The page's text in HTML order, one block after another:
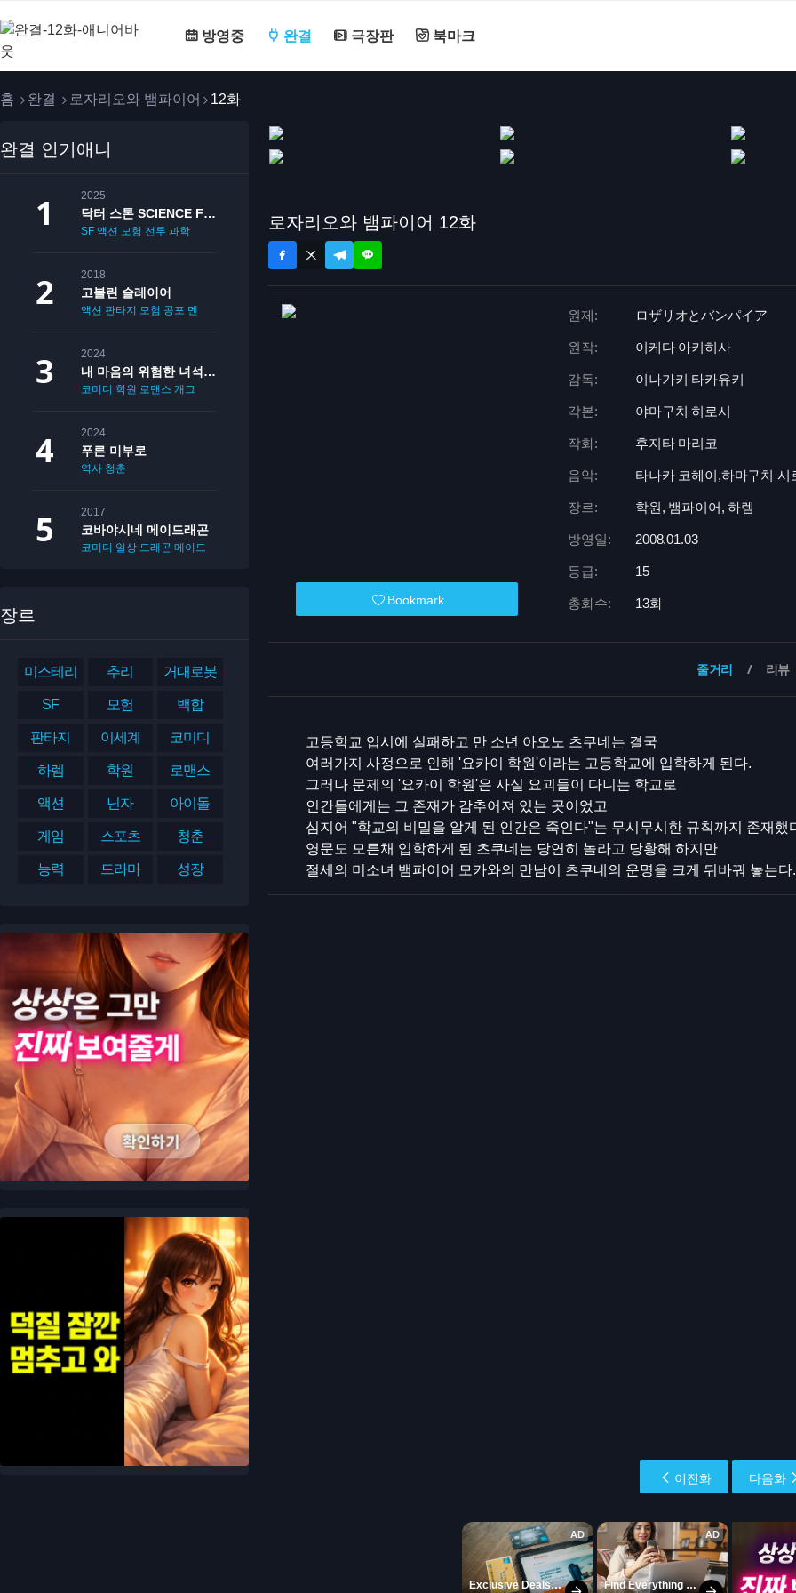
방영중 완결 극장판 북마크
홈 완결 로자리오와 뱀파이어 12화
완결 인기애니
2025
닥터 스톤 SCIENCE FUTURE
SF 액션 모험 전투 과학
2018
고블린 슬레이어
액션 판타지 모험 공포 멘붕
2024
내 마음의 위험한 녀석 2기
코미디 학원 로맨스 개그
2024
푸른 미부로
역사 청춘
2017
코바야시네 메이드래곤
코미디 일상 드래곤 메이드
장르
미스테리 추리 거대로봇
SF 모험 백합
판타지 이세계 코미디
하렘 학원 로맨스
액션 닌자 아이돌
게임 스포츠 청춘
능력 드라마 성장
로자리오와 뱀파이어 12화
Bookmark
원제: ロザリオとバンパイア
원작: 이케다 아키히사
감독: 이나가키 타카유키
각본: 야마구치 히로시
작화: 후지타 마리코
음악: 타나카 코헤이,하마구치 시
장르: 학원, 뱀파이어, 하렘
방영일: 2008.01.03
등급: 15
총화수: 13화
줄거리 리뷰
고등학교 입시에 실패하고 만 소년 아오노 츠쿠네는 결국
여러가지 사정으로 인해 '요카이 학원'이라는 고등학교에 입학하게 된다.
그러나 문제의 '요카이 학원'은 사실 요괴들이 다니는 학교로
인간들에게는 그 존재가 감추어져 있는 곳이었고
심지어 "학교의 비밀을 알게 된 인간은 죽인다"는 무시무시한 규칙까지 존재했
영문도 모른채 입학하게 된 츠쿠네는 당연히 놀라고 당황해 하지만
절세의 미소녀 뱀파이어 모카와의 만남이 츠쿠네의 운명을 크게 뒤바꿔 놓는다.
이전화 다음화